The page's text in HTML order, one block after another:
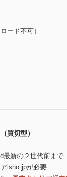
ード不可）
買切型）
最新の２世代前まで
isho.jpが必要